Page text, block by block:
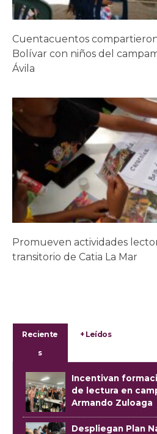
Cuentacuentos
Bolívar con niños del
Ávila
Promueven actividades
transitorio de Catia La Mar
Reciente
s
+ Leídos
Incentivan
de lectura en
Armando Zuloaga
Despliegan Plan